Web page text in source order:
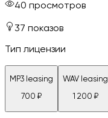
40 просмотров
37 показов
Тип лицензии
MP3 leasing
700 ₽
WAV leasing
1 200 ₽